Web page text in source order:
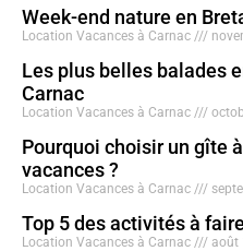
Week-end nature en
Location Vacances à Carnac
Les plus belles balades
Carnac
Location Vacances à Carnac
Pourquoi choisir un gîte
vacances ?
Location Vacances à Carnac
Top 5 des activités à
Location Vacances à Carnac août